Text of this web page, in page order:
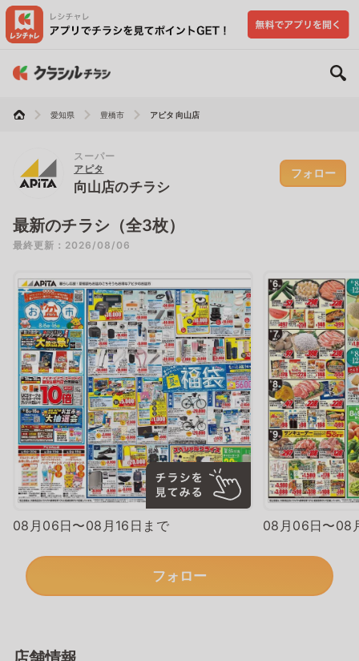
愛知県 豊橋市 アピタ 向山店
スーパー
アピタ
向山店のチラシ
フォロー
最新のチラシ（全3枚）
最終更新：2026/08/06
08月06日〜08月16日まで 08月06日〜08
フォロー